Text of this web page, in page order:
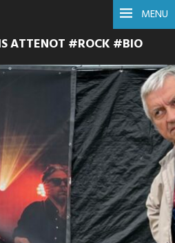
MENU
ATTENOT #ROCK #BIO